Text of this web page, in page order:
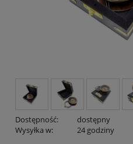
Dostępność:
dostępny
Wysyłka w:
24 godziny